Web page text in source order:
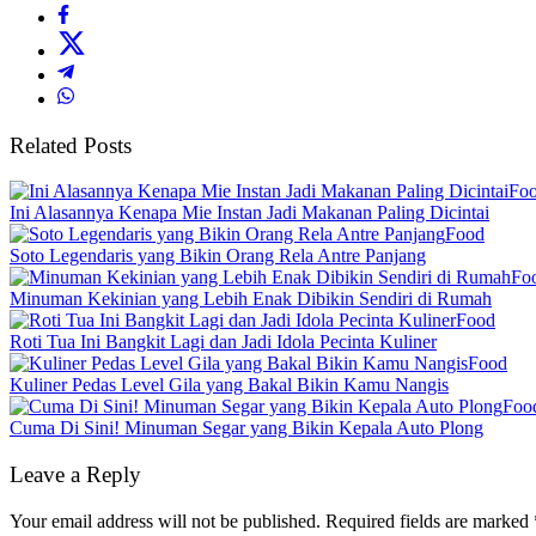
Related Posts
Ini Alasannya Kenapa Mie Instan Jadi Makanan Paling Dicintai
Food
Soto Legendaris yang Bikin Orang Rela Antre Panjang
Minuman Kekinian yang Lebih Enak Dibikin Sendiri di Rumah
Food
Roti Tua Ini Bangkit Lagi dan Jadi Idola Pecinta Kuliner
Food
Kuliner Pedas Level Gila yang Bakal Bikin Kamu Nangis
Cuma Di Sini! Minuman Segar yang Bikin Kepala Auto Plong
Leave a Reply
Your email address will not be published. Required fields are marked